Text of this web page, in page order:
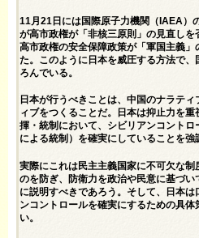
11月21日には国際原子力機関（IAEA）
が高市政権が「非核三原則」の見直しを
高市政権の安全保障政策が「軍国主義
た。このように日本を威圧する方法で、
ろんでいる。
日本が行うべきことは、中国のナラテ
ィブをつくることだ。日本は抑止力を
揮・統制において、シビリアンコント
による統制）を確実にしていることを強
実際にこれは民主主義国家に不可欠な
のを防ぎ、防衛力を政治や民意に基づ
に説明すべきであろう。そして、日本
ンコントロールを確実にするための具
い。